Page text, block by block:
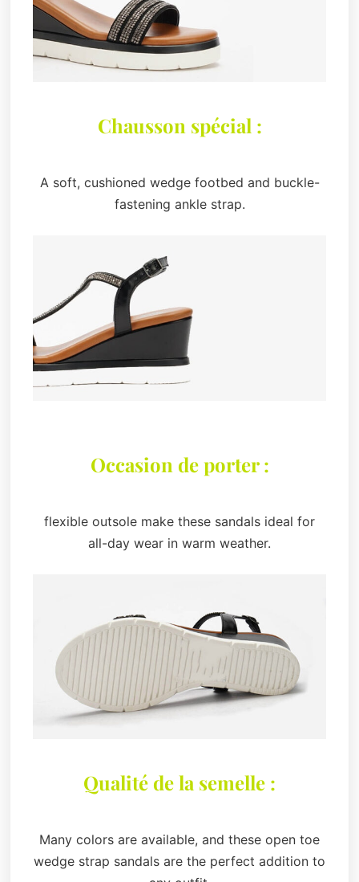
Chausson spécial :
A soft, cushioned wedge footbed and buckle-
fastening ankle strap.
Occasion de porter :
flexible outsole make these sandals ideal for
all-day wear in warm weather.
Qualité de la semelle :
Many colors are available, and these open toe
wedge strap sandals are the perfect addition to